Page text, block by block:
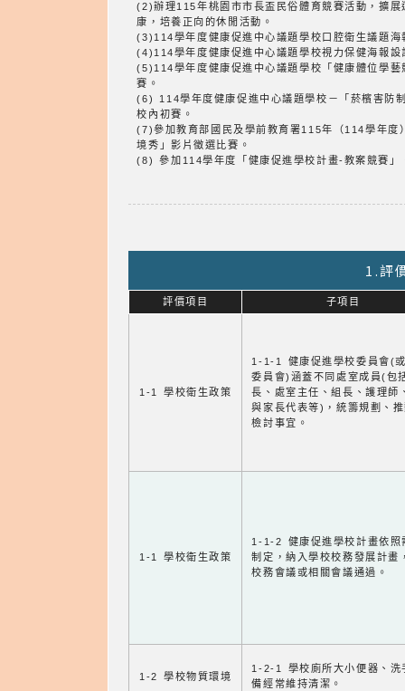
(2)辦理115年桃園市市長盃民俗體育競賽活動，擴展
康，培養正向的休閒活動。
(3)114學年度健康促進中心議題學校口腔衛生議題海
(4)114學年度健康促進中心議題學校視力保健海報設
(5)114學年度健康促進中心議題學校「健康體位學藝
賽。
(6) 114學年度健康促進中心議題學校－「菸檳害防
校內初賽。
(7)參加教育部國民及學前教育署115年（114學年度
境秀」影片徵選比賽。
(8) 參加114學年度「健康促進學校計畫-教案競賽」
1.評
評價項目 子項目
1-1 學校衛生政策
1-1-1 健康促進學校委員會(
委員會)涵蓋不同處室成員(包
長、處室主任、組長、護理師
與家長代表等)，統籌規劃、
檢討事宜。
1-1 學校衛生政策
1-1-2 健康促進學校計畫依照
制定，納入學校校務發展計畫
校務會議或相關會議通過。
1-2 學校物質環境
1-2-1 學校廁所大小便器、洗
備經常維持清潔。